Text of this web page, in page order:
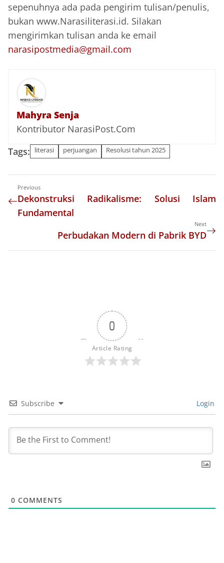
sepenuhnya ada pada pengirim tulisan/penulis,
bukan www.Narasiliterasi.id. Silakan
mengirimkan tulisan anda ke email
narasipostmedia@gmail.com
Mahyra Senja
Kontributor NarasiPost.Com
Tags:
literasi perjuangan Resolusi tahun 2025
Previous
Dekonstruksi Radikalisme: Solusi Islam
Fundamental
Next
Perbudakan Modern di Pabrik BYD
0
Article Rating
Subscribe Login
0 COMMENTS